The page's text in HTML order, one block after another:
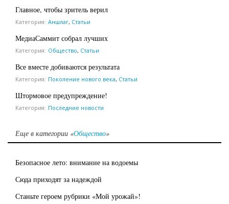
Главное, чтобы зритель верил
Категория: Аншлаг, Статьи
МедиаСаммит собрал лучших
Категория: Общество, Статьи
Все вместе добиваются результата
Категория: Поколение нового века, Статьи
Штормовое предупреждение!
Категория: Последние новости
Еще в категории «Общество»
Безопасное лето: внимание на водоемы
Сюда приходят за надеждой
Станьте героем рубрики «Мой урожай»!